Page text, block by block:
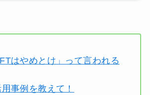
はやめとけ」って言われる
事例を教えて！